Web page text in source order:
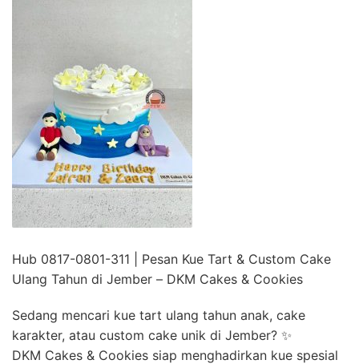
Hub 0817-0801-311 | Pesan Kue Tart & Custom Cake
Ulang Tahun di Jember – DKM Cakes & Cookies
Sedang mencari kue tart ulang tahun anak, cake
karakter, atau custom cake unik di Jember? ✨
DKM Cakes & Cookies siap menghadirkan kue spesial